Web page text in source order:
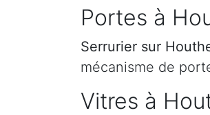
Portes à
Serrurier sur
mécanisme de
Vitres à